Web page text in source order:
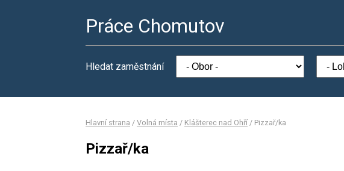
Práce Chomutov
Hledat zaměstnání
Hlavní strana / Volná místa / Klášterec nad Ohří / Pizzař/ka
Pizzař/ka